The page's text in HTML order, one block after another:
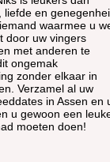
liefde en
waarmee u
door uw vingers
met anderen te
ongemak
zonder elkaar in
Verzamel al uw
in Assen en
u gewoon een
moeten doen!